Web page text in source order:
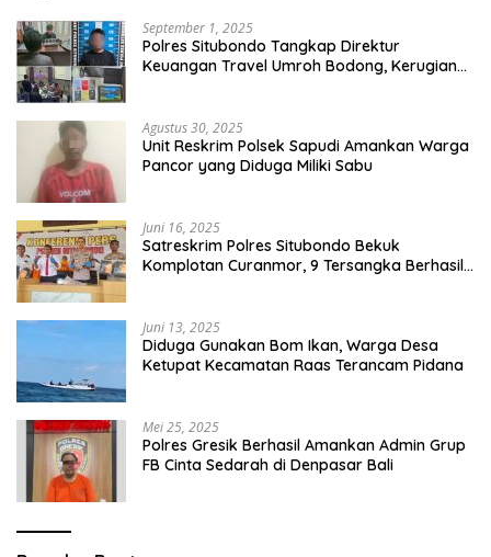
September 1, 2025
Polres Situbondo Tangkap Direktur
Keuangan Travel Umroh Bodong, Kerugian
Agustus 30, 2025
Unit Reskrim Polsek Sapudi Amankan Warga
Pancor yang Diduga Miliki Sabu
Juni 16, 2025
Satreskrim Polres Situbondo Bekuk
Komplotan Curanmor, 9 Tersangka Berhasil
Juni 13, 2025
Diduga Gunakan Bom Ikan, Warga Desa
Ketupat Kecamatan Raas Terancam Pidana
Mei 25, 2025
Polres Gresik Berhasil Amankan Admin Grup
FB Cinta Sedarah di Denpasar Bali